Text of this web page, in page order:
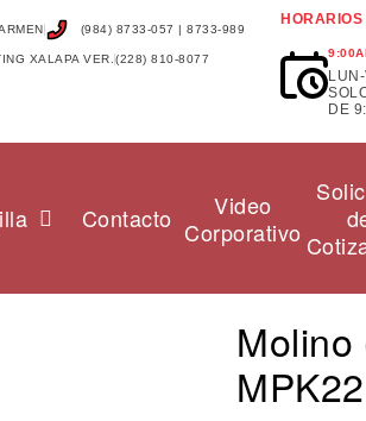
(984) 8733-057 | 8733-989
XALAPA VER. (228) 810-8077
HORARIOS
DE
Contacto
Video
Corporativo